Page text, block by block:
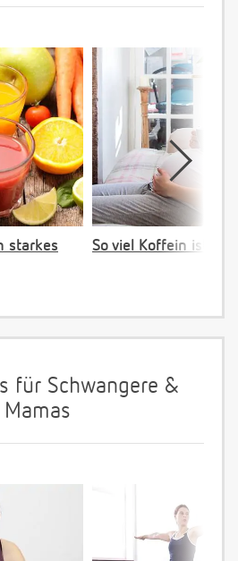
starkes
So viel Koffein ist ok!
für Schwangere &
Mamas